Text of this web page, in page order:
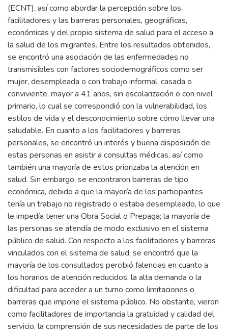
(ECNT), así como abordar la percepción sobre los
facilitadores y las barreras personales, geográficas,
económicas y del propio sistema de salud para el acceso a
la salud de los migrantes. Entre los resultados obtenidos,
se encontró una asociación de las enfermedades no
transmisibles con factores sociodemográficos como ser
mujer, desempleada o con trabajo informal, casada o
conviviente, mayor a 41 años, sin escolarización o con nivel
primario, lo cual se correspondió con la vulnerabilidad, los
estilos de vida y el desconocimiento sobre cómo llevar una
saludable. En cuanto a los facilitadores y barreras
personales, se encontró un interés y buena disposición de
estas personas en asistir a consultas médicas, así como
también una mayoría de estos priorizaba la atención en
salud. Sin embargo, se encontraron barreras de tipo
económica, debido a que la mayoría de los participantes
tenía un trabajo no registrado o estaba desempleado, lo que
le impedía tener una Obra Social o Prepaga; la mayoría de
las personas se atendía de modo exclusivo en el sistema
público de salud. Con respecto a los facilitadores y barreras
vinculados con el sistema de salud, se encontró que la
mayoría de los consultados percibió falencias en cuanto a
los horarios de atención reducidos, la alta demanda o la
dificultad para acceder a un turno como limitaciones o
barreras que impone el sistema público. No obstante, vieron
como facilitadores de importancia la gratuidad y calidad del
servicio, la comprensión de sus necesidades de parte de los